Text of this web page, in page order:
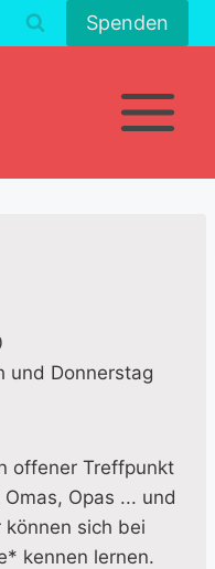
Spenden
und Donnerstag
offener Treffpunkt
Opas ... und
sich bei
kennen lernen.